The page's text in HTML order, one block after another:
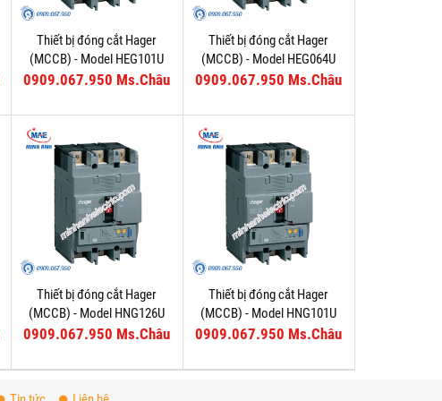
Thiết bị đóng cắt Hager
(MCCB) - Model HEG101U
0909.067.950 Ms.Châu
Thiết bị đóng cắt Hager
(MCCB) - Model HEG064U
0909.067.950 Ms.Châu
Thiết bị đóng cắt Hager
(MCCB) - Model HNG126U
0909.067.950 Ms.Châu
Thiết bị đóng cắt Hager
(MCCB) - Model HNG101U
0909.067.950 Ms.Châu